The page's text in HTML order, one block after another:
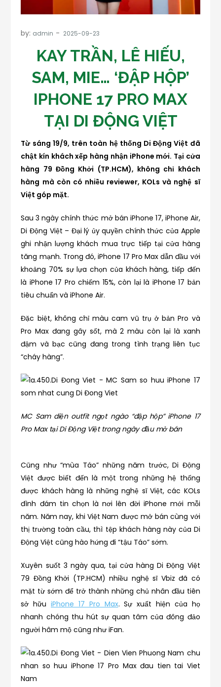
by: admin
KAY TRẦN, LÊ HIẾU,
SAM, MIE… ‘ĐẬP HỘP’
IPHONE 17 PRO MAX
TẠI DI ĐỘNG VIỆT
Từ sáng 19/9, trên toàn hệ thống Di Động Việt đã
chật kín khách xếp hàng nhận iPhone mới. Tại cửa
hàng 79 Đồng Khởi (TP.HCM), không chỉ khách
hàng mà còn có nhiều reviewer, KOLs và nghệ sĩ
Việt góp mặt.
Sau 3 ngày chính thức mở bán iPhone 17, iPhone Air,
Di Động Việt – Đại lý ủy quyền chính thức của Apple
ghi nhận lượng khách mua trực tiếp tại cửa hàng
tăng mạnh. Trong đó, iPhone 17 Pro Max dẫn đầu với
khoảng 70% sự lựa chọn của khách hàng, tiếp đến
là iPhone 17 Pro chiếm 15%, còn lại là iPhone 17 bản
tiêu chuẩn và iPhone Air.
Đặc biệt, không chỉ màu cam vũ trụ ở bản Pro và
Pro Max đang gây sốt, mà 2 màu còn lại là xanh
đậm và bạc cũng đang trong tình trạng liên tục
“cháy hàng”.
MC Sam diện outfit ngọt ngào “đập hộp” iPhone 17
Pro Max tại Di Động Việt trong ngày đầu mở bán
Cũng như “mùa Táo” những năm trước, Di Động
Việt được biết đến là một trong những hệ thống
được khách hàng là những nghệ sĩ Việt, các KOLs
đình đám tin chọn là nơi lên đời iPhone mới mỗi
năm. Năm nay, khi Việt Nam được mở bán cùng với
thị trường toàn cầu, thì tệp khách hàng này của Di
Động Việt cũng hào hứng đi “tậu Táo” sớm.
Xuyên suốt 3 ngày qua, tại cửa hàng Di Động Việt
79 Đồng Khởi (TP.HCM) nhiều nghệ sĩ Vbiz đã có
mặt từ sớm để trở thành những chủ nhân đầu tiên
sở hữuiPhone 17 Pro Max. Sự xuất hiện của họ
nhanh chóng thu hút sự quan tâm của đông đảo
người hâm mộ cũng như iFan.